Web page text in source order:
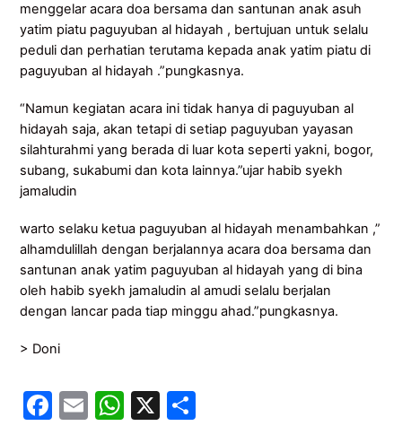
menggelar acara doa bersama dan santunan anak asuh
yatim piatu paguyuban al hidayah , bertujuan untuk selalu
peduli dan perhatian terutama kepada anak yatim piatu di
paguyuban al hidayah .”pungkasnya.
“Namun kegiatan acara ini tidak hanya di paguyuban al
hidayah saja, akan tetapi di setiap paguyuban yayasan
silahturahmi yang berada di luar kota seperti yakni, bogor,
subang, sukabumi dan kota lainnya.”ujar habib syekh
jamaludin
warto selaku ketua paguyuban al hidayah menambahkan ,”
alhamdulillah dengan berjalannya acara doa bersama dan
santunan anak yatim paguyuban al hidayah yang di bina
oleh habib syekh jamaludin al amudi selalu berjalan
dengan lancar pada tiap minggu ahad.”pungkasnya.
> Doni
F
E
W X